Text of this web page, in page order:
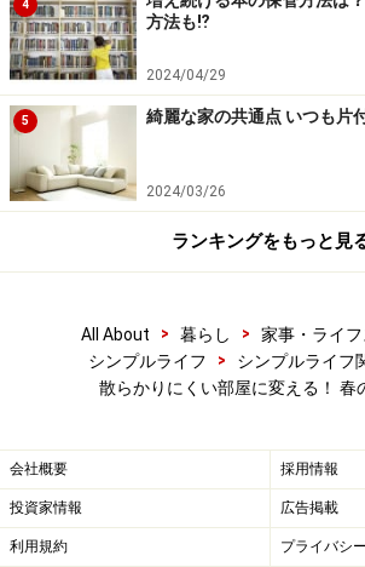
4
方法も⁉︎
2024/04/29
5 綺麗な家の共通点 いつも片
2024/03/26
ランキングをもっと見
All About > 暮らし > 家事・ライ
シンプルライフ
> シンプルライフ
散らかりにくい部屋に変える！ 春
会社概要 採用情報
投資家情報 広告掲載
利用規約 プライバシ